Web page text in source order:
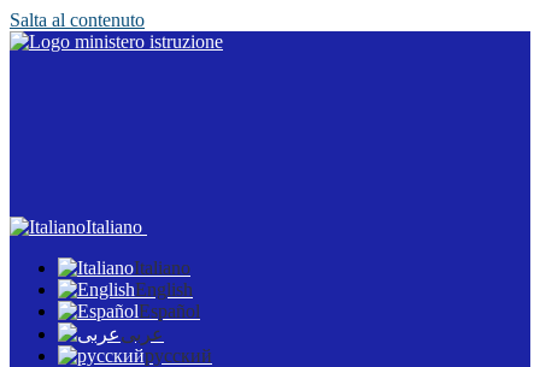
Salta al contenuto
Italiano
Italiano
English
Español
عربى
русский